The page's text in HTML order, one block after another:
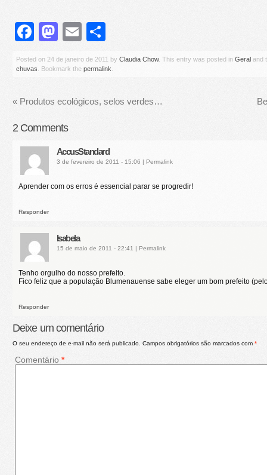
Facebook
Mastodon
Email
Posted on 24 de janeiro de 2011 by Claudia Chow. This entry was posted in Geral and
chuvas . Bookmark the permalink
« Produtos ecológicos, selos verdes…
2Comments
AccusStandard
3 de fevereiro de 2011 - 15:06 | Permalink
Aprender com os erros é essencial parar se progredir!
Responder
Isabela
15 de maio de 2011 - 22:41 | Permalink
Tenho orgulho do nosso prefeito.
Fico feliz que a população Blumenauense sabe eleger um bom prefeito
Responder
Deixe um comentário
O seu endereço de e-mail não será publicado. Campos obrigatórios são marcados com *
Comentário *